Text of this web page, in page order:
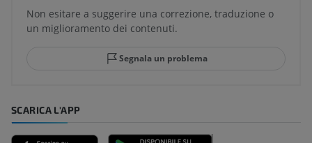
Non esitare a suggerire una correzione, traduzione o
un miglioramento dei contenuti.
Segnala un problema
SCARICA L'APP